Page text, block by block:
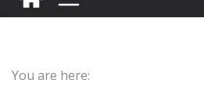
You are here: